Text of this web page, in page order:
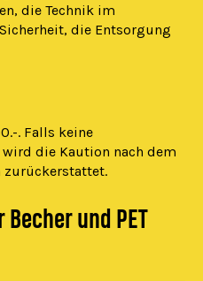
die Technik im
die Entsorgung
. Falls keine
die Kaution nach dem
zurückerstattet.
und PET